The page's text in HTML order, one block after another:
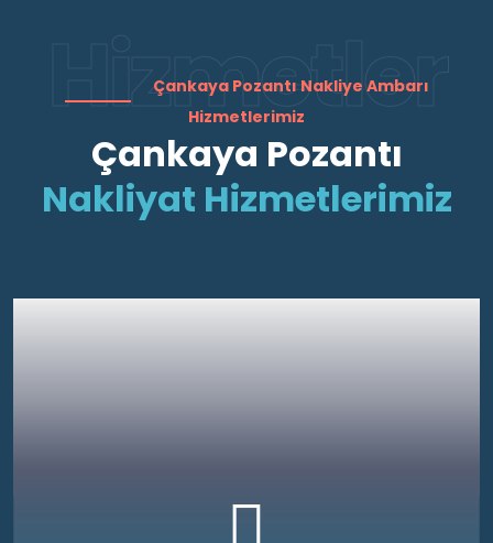
Hizmetler
Çankaya Pozantı Nakliye Ambarı
Hizmetlerimiz
Çankaya Pozantı
Nakliyat Hizmetlerimiz